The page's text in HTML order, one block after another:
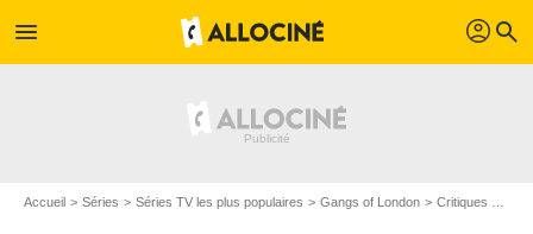
menu profil search
Accueil Séries Séries TV les plus populaires Gangs of London Critiques Gangs of London